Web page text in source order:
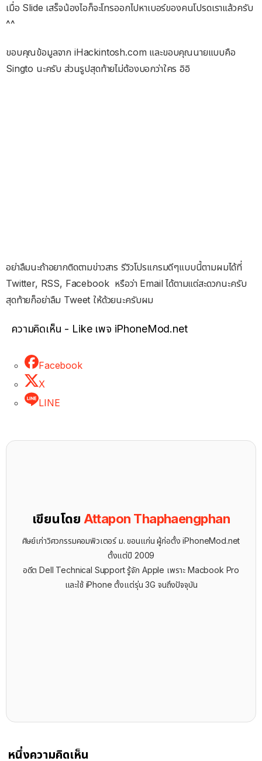
เมื่อ Slide เสร็จน้องไอก็จะโทรออกไปหาเบอร์ของคนโปรดเราแล้วครับ
^^
ขอบคุณข้อมูลจาก iHackintosh.com และขอบคุณนายแบบคือ
Singto นะครับ ส่วนรูปสุดท้ายไม่ต้องบอกว่าใคร อิอิ
อย่าลืมนะถ้าอยากติดตามข่าวสาร รีวิวโปรแกรมดีๆแบบนี้ตามผมได้ที่
Twitter, RSS, Facebook หรือว่า Email ได้ตามแต่สะดวกนะครับ
สุดท้ายก็อย่าลืม Tweet ให้ด้วยนะครับผม
ความคิดเห็น - Like เพจ iPhoneMod.net
Facebook
X
LINE
เขียนโดย Attapon Thaphaengphan
ศิษย์เก่าวิศวกรรมคอมพิวเตอร์ ม. ขอนแก่น ผู้ก่อตั้ง iPhoneMod.net
ตั้งแต่ปี 2009
อดีต Dell Technical Support รู้จัก ​Apple เพราะ Macbook Pro
และใช้ iPhone ตั้งแต่รุ่น 3G จนถึงปัจจุบัน
หนึ่งความคิดเห็น